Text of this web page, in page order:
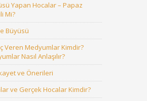
Yapan Hocalar – Papaz
Mi?
Büyüsü
Veren Medyumlar Kimdir?
Nasıl Anlaşılır?
ve Önerileri
ve Gerçek Hocalar Kimdir?